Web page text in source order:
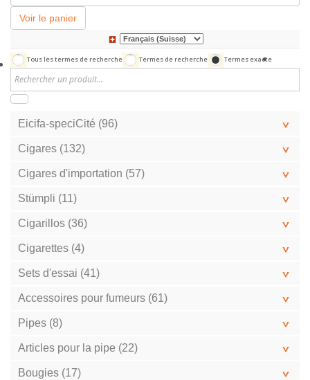
Voir le panier
Tous les termes de recherche Termes de recherche Termes exacte
Eicifa-speciCité (96)
Cigares (132)
Cigares d'importation (57)
Stümpli (11)
Cigarillos (36)
Cigarettes (4)
Sets d'essai (41)
Accessoires pour fumeurs (61)
Pipes (8)
Articles pour la pipe (22)
Bougies (17)